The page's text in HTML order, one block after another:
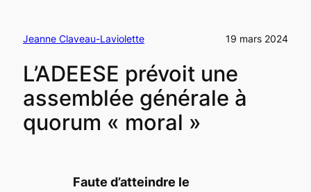
Jeanne Claveau-Laviolette 19 mars 2024
L’ADEESE prévoit une
assemblée générale à
quorum « moral »
Faute d’atteindre le